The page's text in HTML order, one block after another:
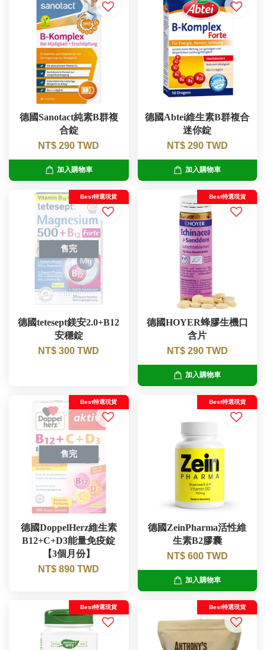
德國Sanotact純素B群複
合錠
NT$ 290 TWD
加入購物車
德國Abtei維生素B群複合
迷你錠
NT$ 290 TWD
加入購物車
售完
Best特選現貨
德國tetesept鎂安2.0+B12
安穩錠
NT$ 300 TWD
Best特選現貨
德國HOYER蜂膠生機口
含片
NT$ 290 TWD
加入購物車
售完
Best特選現貨
德國DoppelHerz維生素
B12+C+D3能量免疫錠
【3個月份】
NT$ 890 TWD
Best特選現貨
德國ZeinPharma活性維
生素B2膠囊
NT$ 600 TWD
加入購物車
Best特選現貨 Best特選現貨